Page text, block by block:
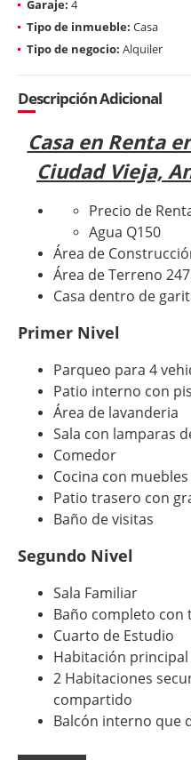
Garaje: 4
Tipo de inmueble: Casa
Tipo de negocio: Alquiler
Descripción Adicional
Casa en Renta
Ciudad Vieja,
Precio de
Agua Q150
Área de
Área de Terreno
Casa dentro de
Primer Nivel
Parqueo para 4
Patio interno con
Área de lavanderia
Sala con lamparas
Comedor
Cocina con
Patio trasero con
Baño de visitas
Segundo Nivel
Sala Familiar
Baño completo con
Cuarto de Estudio
Habitación
2 Habitaciones
compartido
Balcón interno que